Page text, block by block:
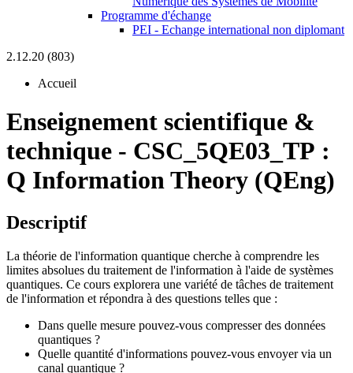
Programme d'échange
PEI - Echange international non diplomant
2.12.20 (803)
Accueil
Enseignement scientifique &
technique - CSC_5QE03_TP :
Q Information Theory (QEng)
Descriptif
La théorie de l'information quantique cherche à comprendre les
limites absolues du traitement de l'information à l'aide de systèmes
quantiques. Ce cours explorera une variété de tâches de traitement
de l'information et répondra à des questions telles que :
Dans quelle mesure pouvez-vous compresser des données
quantiques ?
Quelle quantité d'informations pouvez-vous envoyer via un
canal quantique ?